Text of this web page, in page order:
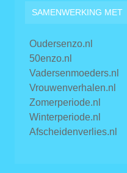
SAMENWERKING MET
Oudersenzo.nl
50enzo.nl
Vadersenmoeders.nl
Vrouwenverhalen.nl
Zomerperiode.nl
Winterperiode.nl
Afscheidenverlies.nl